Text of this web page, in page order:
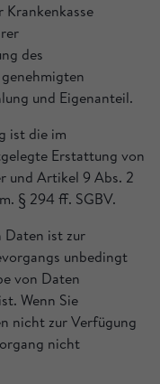
des
und Eigenanteil.
ist die im
Erstattung von
und Artikel 9 Abs. 2
§ 294 ff. SGBV.
Daten ist zur
unbedingt
von Daten
Wenn Sie
nicht zur Verfügung
nicht